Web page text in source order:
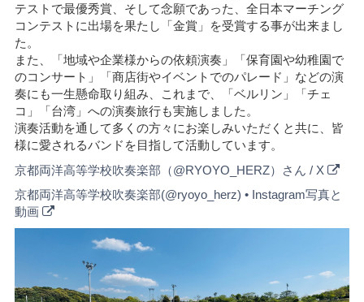
先
生、
司
健
一
先
生、
平
拓
斗
生
テストで最優秀賞、そして念願であった、全日本マーチング
コンテストに出場を果たし「金賞」を受賞する事が出来まし
た。
また、「地域や企業様からの依頼演奏」「保育園や幼稚園で
のコンサート」「商店街やイベントでのパレード」などの演
奏にも一生懸命取り組み、これまで、「ベルリン」「チェ
コ」「台湾」への演奏旅行も実施しました。
演奏活動を通して多くの方々にお楽しみいただくと共に、皆
様に愛されるバンドを目指して活動しています。
京都両洋高等学校吹奏楽部（@RYOYO_HERZ）さん / X
京都両洋高等学校吹奏楽部(@ryoyo_herz) • Instagram写真と
動画